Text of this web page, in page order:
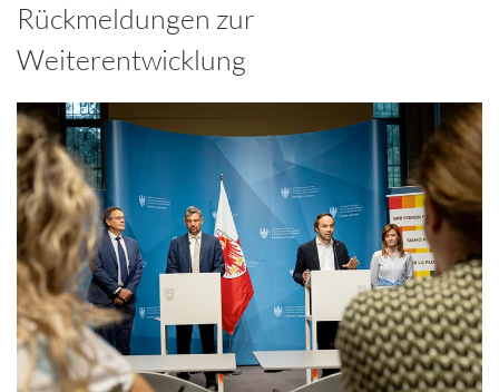
Rückmeldungen zur
Weiterentwicklung